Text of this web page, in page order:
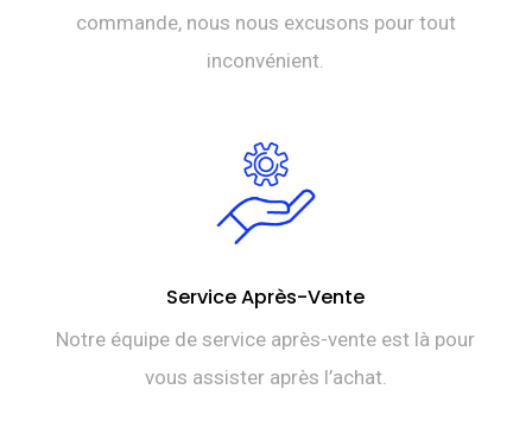
commande, nous nous excusons pour tout
inconvénient.
Service Après-Vente
Notre équipe de service après-vente est là pour
vous assister après l’achat.